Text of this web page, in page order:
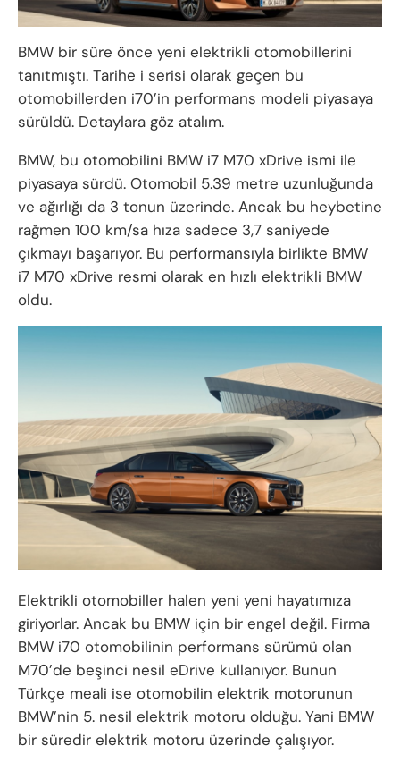
BMW bir süre önce yeni elektrikli otomobillerini
tanıtmıştı. Tarihe i serisi olarak geçen bu
otomobillerden i70’in performans modeli piyasaya
sürüldü. Detaylara göz atalım.
BMW, bu otomobilini BMW i7 M70 xDrive ismi ile
piyasaya sürdü. Otomobil 5.39 metre uzunluğunda
ve ağırlığı da 3 tonun üzerinde. Ancak bu heybetine
rağmen 100 km/sa hıza sadece 3,7 saniyede
çıkmayı başarıyor. Bu performansıyla birlikte BMW
i7 M70 xDrive resmi olarak en hızlı elektrikli BMW
oldu.
Elektrikli otomobiller halen yeni yeni hayatımıza
giriyorlar. Ancak bu BMW için bir engel değil. Firma
BMW i70 otomobilinin performans sürümü olan
M70’de beşinci nesil eDrive kullanıyor. Bunun
Türkçe meali ise otomobilin elektrik motorunun
BMW’nin 5. nesil elektrik motoru olduğu. Yani BMW
bir süredir elektrik motoru üzerinde çalışıyor.